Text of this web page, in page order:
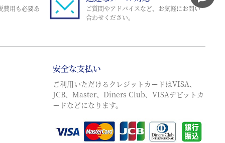
費用も必要あ
ご質問やアドバイスなど、お気軽にお問い
合わせください。
安全な支払い
ご利用いただけるクレジットカードはVISA、
JCB、Master、Diners Club、VISAデビットカ
ードなどになります。